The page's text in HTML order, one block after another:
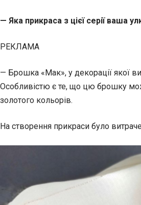
— Яка прикраса з цієї серії ваша
РЕКЛАМА
— Брошка «Мак», у декорації якої
Особливістю є те, що цю брошку
золотого кольорів.
На створення прикраси було